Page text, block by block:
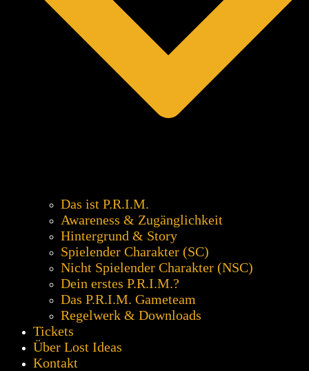
Das ist P.R.I.M.
Awareness & Zugänglichkeit
Hintergrund & Story
Spielender Charakter (SC)
Nicht Spielender Charakter (NSC)
Dein erstes P.R.I.M.?
Das P.R.I.M. Gameteam
Regelwerk & Downloads
Tickets
Über Lost Ideas
Kontakt